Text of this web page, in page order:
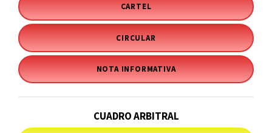
CARTEL
CIRCULAR
NOTA INFORMATIVA
CUADRO ARBITRAL